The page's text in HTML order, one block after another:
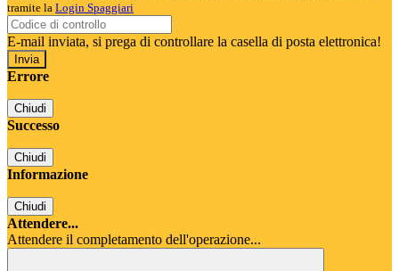
tramite la Login Spaggiari
E-mail inviata, si prega di controllare la casella di posta elettronica!
Errore
Chiudi
Successo
Chiudi
Informazione
Chiudi
Attendere...
Attendere il completamento dell'operazione...